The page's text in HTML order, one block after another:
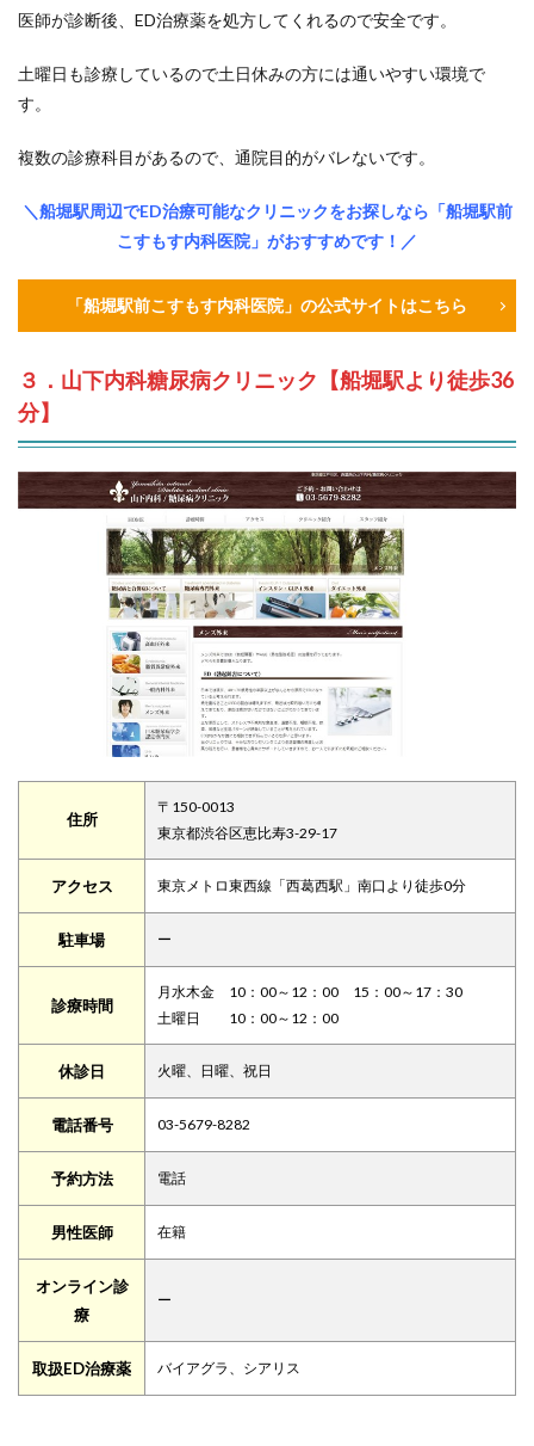
医師が診断後、ED治療薬を処方してくれるので安全です。
土曜日も診療しているので土日休みの方には通いやすい環境で
す。
複数の診療科目があるので、通院目的がバレないです。
＼船堀駅周辺でED治療可能なクリニックをお探しなら「船堀駅前
こすもす内科医院」がおすすめです！／
「船堀駅前こすもす内科医院」の公式サイトはこちら
３．山下内科糖尿病クリニック【船堀駅より徒歩36
分】
住所
〒150-0013
東京都渋谷区恵比寿3-29-17
アクセス 東京メトロ東西線「西葛西駅」南口より徒歩0分
駐車場 ー
診療時間
月水木金 10：00～12：00 15：00～17：30
土曜日 10：00～12：00
休診日 火曜、日曜、祝日
電話番号 03-5679-8282
予約方法 電話
男性医師 在籍
オンライン診
療
ー
取扱ED治療薬 バイアグラ、シアリス